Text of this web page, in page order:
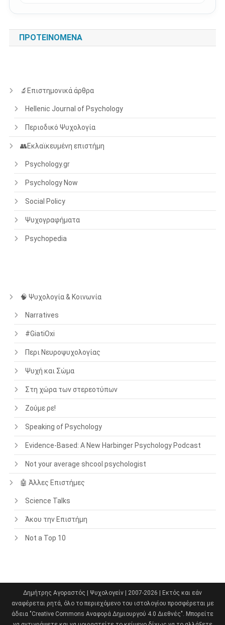
ΠΡΟΤΕΙΝΌΜΕΝΑ
🔬Επιστημονικά άρθρα
Hellenic Journal of Psychology
Περιοδικό Ψυχολογία
👥Εκλαϊκευμένη επιστήμη
Psychology.gr
Psychology Now
Social Policy
Ψυχογραφήματα
Psychopedia
🧠 Ψυχολογία & Κοινωνία
Narratives
#GiatiOxi
Περι Νευροψυχολογίας
Ψυχή και Σώμα
Στη χώρα των στερεοτύπων
Ζούμε ρε!
Speaking of Psychology
Evidence-Based: A New Harbinger Psychology Podcast
Not your average shcool psychologist
🤖 Άλλες Επιστήμες
Science Talks
Άκου την Επιστήμη
Not a Top 10
Δημήτρης Αγοραστός | Ψυχολογείν | 2007-2026 | Εκτός και εάν
αναφέρεται ρητά, όλο το περιεχόμενο του ιστολογίου προσφέρεται με
άδεια "Creative Commons Αναφορά Δημιουργού 4.0 Διεθνές". Μπορείτε